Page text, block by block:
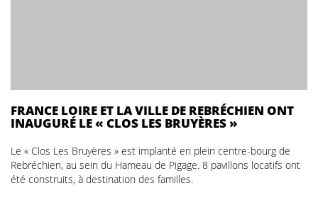
FRANCE LOIRE ET LA VILLE DE REBRÉCHIEN ONT
INAUGURÉ LE « CLOS LES BRUYÈRES »
Le « Clos Les Bruyères » est implanté en plein centre-bourg de
Rebréchien, au sein du Hameau de Pigage. 8 pavillons locatifs ont
été construits, à destination des familles.